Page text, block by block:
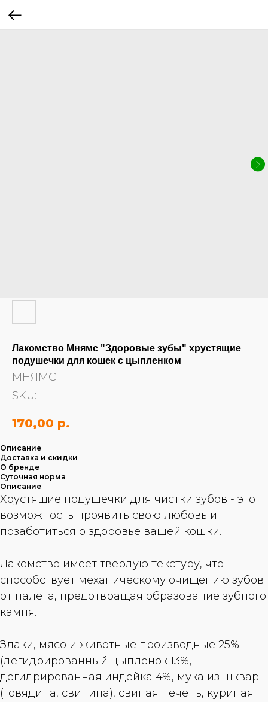
Лакомство Мнямс "Здоровые зубы" хрустящие
подушечки для кошек с цыпленком
МНЯМС
SKU:
170,00 р.
Описание
Доставка и скидки
О бренде
Суточная норма
Описание
Хрустящие подушечки для чистки зубов - это
возможность проявить свою любовь и
позаботиться о здоровье вашей кошки.
Лакомство имеет твердую текстуру, что
способствует механическому очищению зубов
от налета, предотвращая образование зубного
камня.
Злаки, мясо и животные производные 25%
(дегидрированный цыпленок 13%,
дегидрированная индейка 4%, мука из шквар
(говядина, свинина), свиная печень, куриная